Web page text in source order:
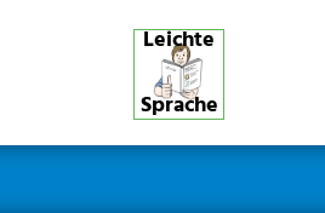
Leichte
Sprache